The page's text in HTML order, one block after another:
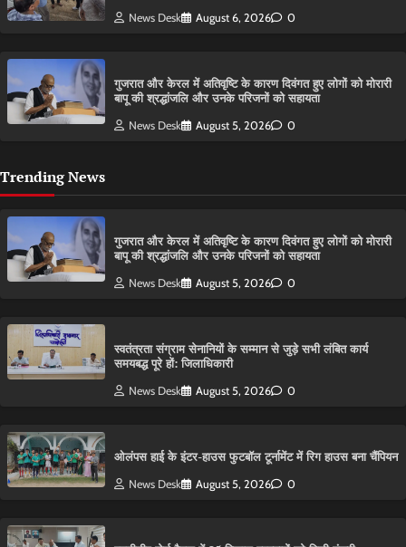
News Desk August 6, 2026 0
गुजरात और केरल में अतिवृष्टि के कारण दिवंगत हुए लोगों को मोरारी
बापू की श्रद्धांजलि और उनके परिजनों को सहायता
News Desk August 5, 2026 0
Trending News
गुजरात और केरल में अतिवृष्टि के कारण दिवंगत हुए लोगों को मोरारी
बापू की श्रद्धांजलि और उनके परिजनों को सहायता
News Desk August 5, 2026 0
स्वतंत्रता संग्राम सेनानियों के सम्मान से जुड़े सभी लंबित कार्य
समयबद्ध पूरे हों: जिलाधिकारी
News Desk August 5, 2026 0
ओलंपस हाई के इंटर-हाउस फुटबॉल टूर्नामेंट में रिग हाउस बना चैंपियन
News Desk August 5, 2026 0